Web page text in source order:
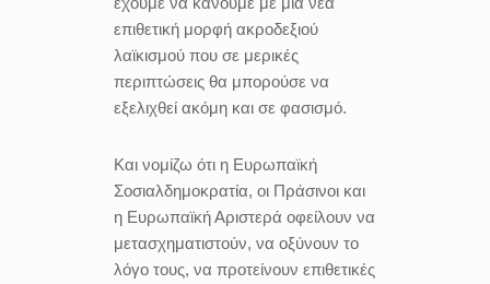
επιθετική μορφή ακροδεξιού
λαϊκισμού που σε μερικές
περιπτώσεις θα μπορούσε να
εξελιχθεί ακόμη και σε φασισμό.
Και νομίζω ότι η Ευρωπαϊκή
Σοσιαλδημοκρατία, οι Πράσινοι και
η Ευρωπαϊκή Αριστερά οφείλουν να
μετασχηματιστούν, να οξύνουν το
λόγο τους, να προτείνουν επιθετικές